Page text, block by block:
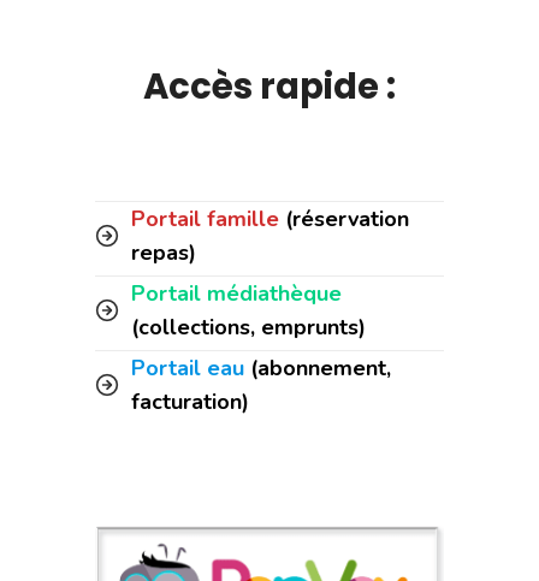
Accès rapide :
Portail famille (réservation
repas)
Portail médiathèque
(collections, emprunts)
Portail eau (abonnement,
facturation)